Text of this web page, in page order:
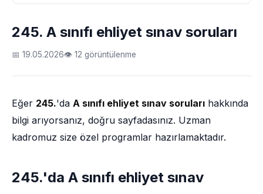
245. A sınıfı ehliyet sınav soruları
📅 19.05.2026👁 12 görüntülenme
Eğer 245.'da A sınıfı ehliyet sınav soruları hakkında
bilgi arıyorsanız, doğru sayfadasınız. Uzman
kadromuz size özel programlar hazırlamaktadır.
245.'da A sınıfı ehliyet sınav